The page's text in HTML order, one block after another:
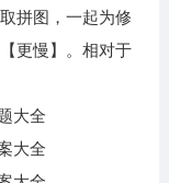
破解游戏
拼图，一起为修
更慢】。‌相对于
大全
大全